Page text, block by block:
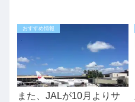
おすすめ情報
また、JALが10月よりサ